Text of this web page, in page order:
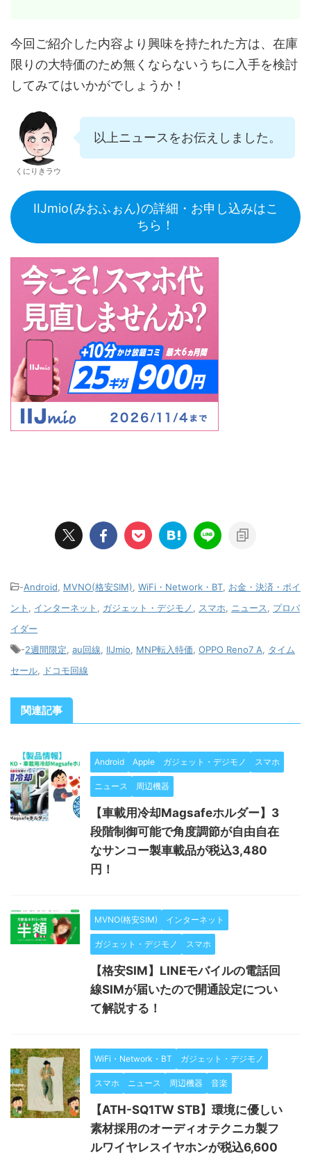
今回ご紹介した内容より興味を持たれた方は、在庫
限りの大特価のため無くならないうちに入手を検討
してみてはいかがでしょうか！
くにりきラウ
以上ニュースをお伝えしました。
IIJmio(みおふぉん)の詳細・お申し込みはこ
ちら！
-Android MVNO(格安SIM) WiFi・Network・BT お金・決済・ポイ
ント
インターネット ガジェット・デジモノ スマホ ニュース
プロバ
イダー
-2週間限定 au回線 IIJmio MNP転入特価 OPPO Reno7 A
タイム
セール
ドコモ回線
関連記事
Android Apple ガジェット・デジモノ スマホ
ニュース 周辺機器
【車載用冷却Magsafeホルダー】3
段階制御可能で角度調節が自由自在
なサンコー製車載品が税込3,480
円！
MVNO(格安SIM) インターネット
ガジェット・デジモノ スマホ
【格安SIM】LINEモバイルの電話回
線SIMが届いたので開通設定につい
て解説する！
WiFi・Network・BT ガジェット・デジモノ
スマホ ニュース 周辺機器 音楽
【ATH-SQ1TW STB】環境に優しい
素材採用のオーディオテクニカ製フ
ルワイヤレスイヤホンが税込6,600